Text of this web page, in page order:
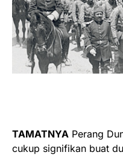
TAMATNYA Perang
cukup signifikan buat